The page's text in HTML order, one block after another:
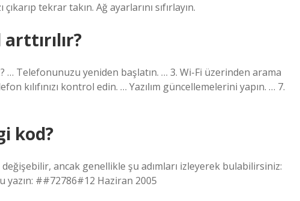
tekrar takın. Ağ ayarlarını sıfırlayın.
… Telefonunuzu yeniden başlatın. … 3. Wi-Fi üzerinden arama
kılıfınızı kontrol edin. … Yazılım güncellemelerini yapın. … 7.
kod?
ancak genellikle şu adımları izleyerek bulabilirsiniz:
yazın: ##72786#12 Haziran 2005